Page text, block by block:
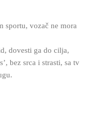
sportu, vozač ne mora
dovesti ga do cilja,
bez srca i strasti, sa tv